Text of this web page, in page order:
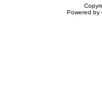
Powered by